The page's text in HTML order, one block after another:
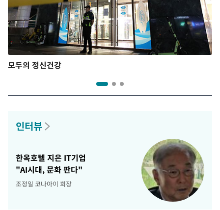
모두의 정신건강
인터뷰
한옥호텔 지은 IT기업
"AI시대, 문화 판다"
조정일 코나아이 회장